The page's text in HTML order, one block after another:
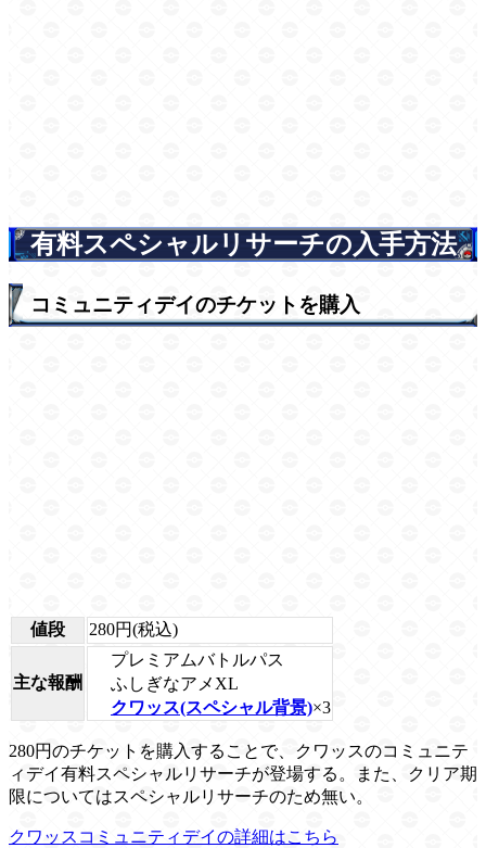
有料スペシャルリサーチの入手方法
コミュニティデイのチケットを購入
値段 280円(税込)
主な報酬
プレミアムバトルパス
ふしぎなアメXL
クワッス(スペシャル背景)×3
280円のチケットを購入することで、クワッスのコミュニテ
ィデイ有料スペシャルリサーチが登場する。また、クリア期
限についてはスペシャルリサーチのため無い。
クワッスコミュニティデイの詳細はこちら